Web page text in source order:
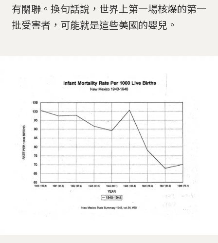
有關聯。換句話說，世界上第一場核爆的第一
批受害者，可能就是這些美國的嬰兒。